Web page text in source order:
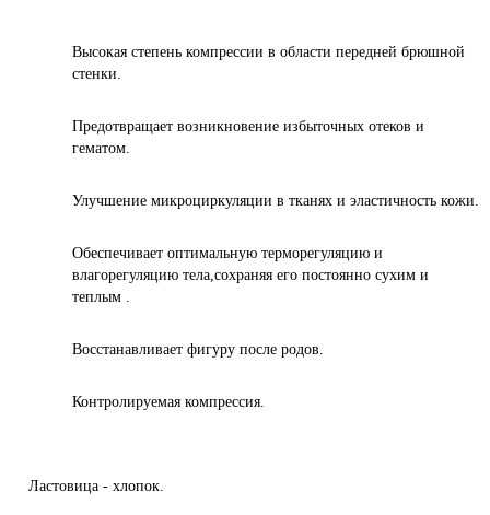
Высокая степень компрессии в области передней брюшной
стенки.
Предотвращает возникновение избыточных отеков и
гематом.
Улучшение микроциркуляции в тканях и эластичность кожи.
Обеспечивает оптимальную терморегуляцию и
влагорегуляцию тела,сохраняя его постоянно сухим и
теплым .
Восстанавливает фигуру после родов.
Контролируемая компрессия.
Ластовица - хлопок.